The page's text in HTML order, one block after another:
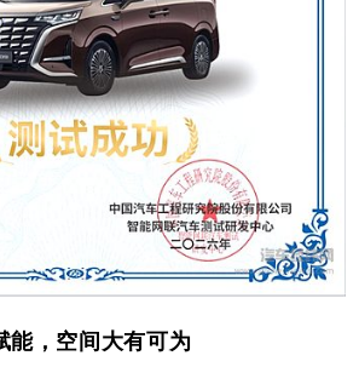
能，空间大有可为